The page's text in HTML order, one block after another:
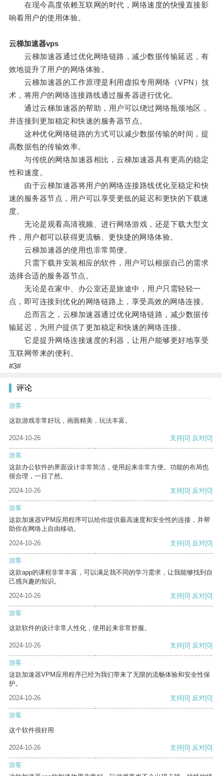
在现今高度依赖互联网的时代，网络速度的快慢直接影
响着用户的使用体验。
云梯加速器vps
云梯加速器通过优化网络链路，减少数据传输延迟，有
效地提升了用户的网络体验。
云梯加速器的工作原理是利用虚拟专用网络（VPN）技
术，将用户的网络连接路线通过服务器进行优化。
通过云梯加速器的帮助，用户可以绕过网络瓶颈地区，
并连接到更加稳定和快速的服务器节点。
这种优化网络链路的方式可以减少数据传输的时间，提
高数据包的传输效率。
与传统的网络加速器相比，云梯加速器具有更高的稳定
性和速度。
由于云梯加速器将用户的网络连接路线优化至稳定和快
速的服务器节点，用户可以享受更低的延迟和更快的下载速
度。
无论是观看高清视频、进行网络游戏，还是下载大型文
件，用户都可以获得更流畅、更快捷的网络体验。
云梯加速器的使用也非常简便。
只需下载并安装相应的软件，用户可以根据自己的需求
选择合适的服务器节点。
无论是在家中、办公室还是旅途中，用户只需轻轻一
点，即可连接到优化的网络链路上，享受高效的网络连接。
总而言之，云梯加速器通过优化网络链路，减少数据传
输延迟，为用户提供了更加稳定和快速的网络连接。
它是提升网络连接速度的利器，让用户能够更好地享受
互联网带来的便利。
#3#
评论
游客
这款游戏非常好玩，画面精美，玩法丰富。
2024-10-26 支持[0] 反对[0]
游客
这款办公软件的界面设计非常简洁，使用起来非常方便。功能的布局也
很合理，一目了然。
2024-10-26
支持[0] 反对[0]
游客
这款加速器VPM应用程序可以给你提供最高速度和安全性的连接，并帮
助你在网络上自由移动。
2024-10-26
支持[0] 反对[0]
游客
这款app的课程非常丰富，可以满足我不同的学习需求，让我能够找到自
己感兴趣的知识。
2024-10-26
支持[0] 反对[0]
游客
这款软件的设计非常人性化，使用起来非常舒服。
2024-10-26 支持[0] 反对[0]
游客
这款加速器VPM应用程序已经为我们带来了无限的流畅体验和安全性保
护。
2024-10-26
支持[0] 反对[0]
游客
这个软件很好用
2024-10-26 支持[0] 反对[0]
游客